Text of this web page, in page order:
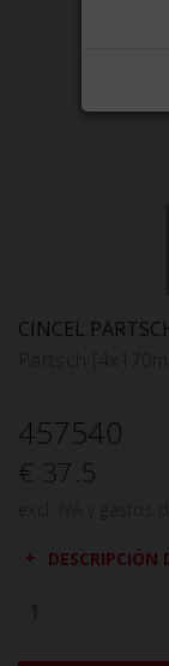
CINCEL
457540
€ 37.5
DESCRIPCIÓN